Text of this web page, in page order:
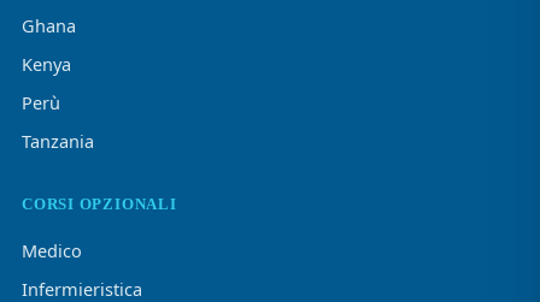
Ghana
Kenya
Perù
Tanzania
CORSI OPZIONALI
Medico
Infermieristica